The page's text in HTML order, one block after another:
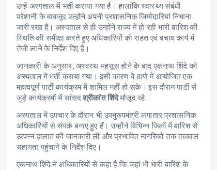
उन्हें अस्पताल में भर्ती कराया गया है। हालांकि स्वास्थ्य संबंधी
परेशानी के बावजूद उन्होंने अपनी प्रशासनिक जिम्मेदारियां निभाना
जारी रखा है। अस्पताल से ही उन्होंने राज्य में हो रही भारी बारिश की
स्थिति की समीक्षा करते हुए अधिकारियों को राहत एवं बचाव कार्य में
तेजी लाने के निर्देश दिए हैं।
जानकारी के अनुसार, अस्वस्थ महसूस होने के बाद एकनाथ शिंदे को
अस्पताल में भर्ती कराया गया। इसी कारण वे ठाणे में आयोजित एक
महत्वपूर्ण पार्टी कार्यक्रम में शामिल नहीं हो सके। इस दौरान पार्टी से
जुड़े कार्यक्रमों में सांसदश्रीकांत शिंदेमौजूद रहे।
अस्पताल में उपचार के दौरान भी उपमुख्यमंत्री लगातार प्रशासनिक
अधिकारियों से संपर्क बनाए हुए हैं। उन्होंने विभिन्न जिलों में बारिश से
उत्पन्न हालात की जानकारी ली और प्रभावित नागरिकों तक तत्काल
सहायता पहुंचाने के निर्देश दिए।
एकनाथ शिंदे ने अधिकारियों से कहा है कि जहां भी भारी बारिश के